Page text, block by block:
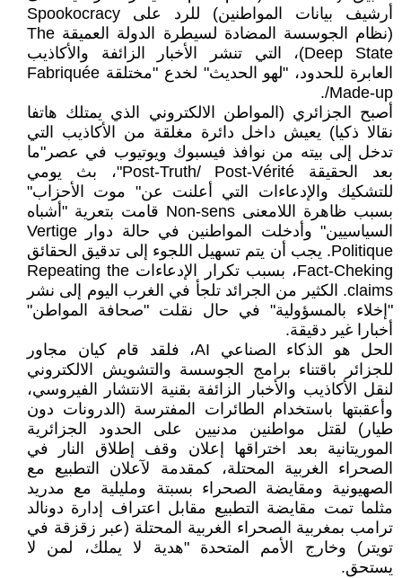
أرشيف بيانات المواطنين) للرد على Spookocracy
(نظام الجوسسة المضادة لسيطرة الدولة العميقة The
Deep State)، التي تنشر الأخبار الزائفة والأكاذيب
العابرة للحدود، "لهو الحديث" لخدع "مختلقة Fabriquée
/Made-up.
أصبح الجزائري (المواطن الالكتروني الذي يمتلك هاتفا
نقالا ذكيا) يعيش داخل دائرة مغلقة من الأكاذيب التي
تدخل إلى بيته من نوافذ فيسبوك ويوتيوب في عصر"ما
بعد الحقيقة Post-Truth/ Post-Vérité"، بث يومي
للتشكيك والإدعاءات التي أعلنت عن" موت الأحزاب"
بسبب ظاهرة اللامعنى Non-sens قامت بتعرية "أشباه
السياسيين" وأدخلت المواطنين في حالة دوار Vertige
Politique. يجب أن يتم تسهيل اللجوء إلى تدقيق الحقائق
Fact-Cheking، بسبب تكرار الإدعاءات Repeating the
claims. الكثير من الجرائد تلجأ في الغرب اليوم إلى نشر
"إخلاء بالمسؤولية" في حال نقلت "صحافة المواطن"
أخبارا غير دقيقة.
الحل هو الذكاء الصناعي AI، فلقد قام كيان مجاور
للجزائر باقتناء برامج الجوسسة والتشويش الالكتروني
لنقل الأكاذيب والأخبار الزائفة بقنية الانتشار الفيروسي،
وأعقبتها باستخدام الطائرات المفترسة (الدرونات دون
طيار) لقتل مواطنين مدنيين على الحدود الجزائرية
الموريتانية بعد اختراقها إعلان وقف إطلاق النار في
الصحراء الغربية المحتلة، كمقدمة لآعلان التطبيع مع
الصهيونية ومقايضة الصحراء بسبتة ومليلية مع مدريد
مثلما تمت مقايضة التطبيع مقابل اعتراف إدارة دونالد
ترامب بمغربية الصحراء الغربية المحتلة (عبر زقزقة في
تويتر) وخارج الأمم المتحدة "هدية لا يملك، لمن لا
يستحق.